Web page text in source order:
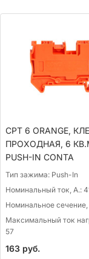
CPT 6 ORANGE,
ПРОХОДНАЯ, 6
PUSH-IN CONTA
Тип зажима: Push-In
Номинальный ток, А.:
Номинальное
Максимальный ток
57
163 руб.